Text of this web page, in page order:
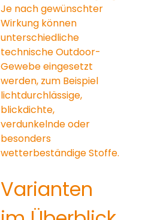
Je nach gewünschter
Wirkung können
unterschiedliche
technische Outdoor-
Gewebe eingesetzt
werden, zum Beispiel
lichtdurchlässige,
blickdichte,
verdunkelnde oder
besonders
wetterbeständige Stoffe.
Varianten